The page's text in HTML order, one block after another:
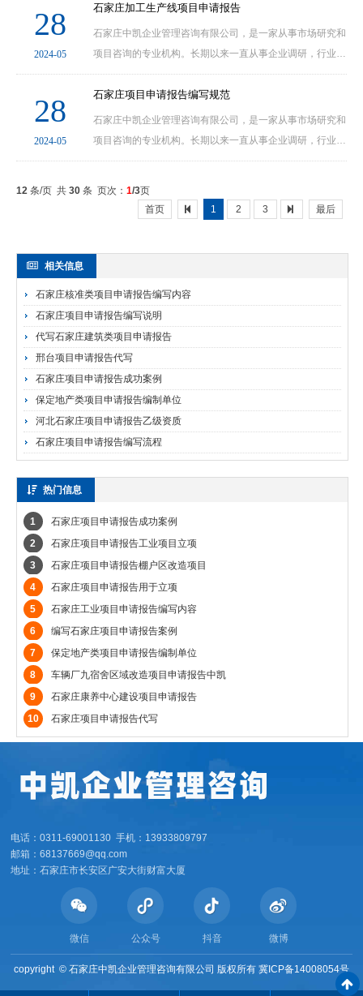
有限公司主要提供项目立项咨询、编制项目建议书......
28
2024-05
石家庄加工生产线项目申请报告
石家庄中凯企业管理咨询有限公司，是一家从事市场研究和
项目咨询的专业机构。长期以来一直从事企业调研，行业分
析以及企业项目立项服务等工作。石家庄中凯企业管理咨询
有限公司主要提供项目立项咨询、编制项目建议书......
28
2024-05
石家庄项目申请报告编写规范
石家庄中凯企业管理咨询有限公司，是一家从事市场研究和
项目咨询的专业机构。长期以来一直从事企业调研，行业分
析以及企业项目立项服务等工作。石家庄中凯企业管理咨询
12 条/页 共 30条 页次： 1/3页
首页
1 2 3 最后
相关信息
石家庄核准类项目申请报告编写内容
石家庄项目申请报告编写说明
代写石家庄建筑类项目申请报告
邢台项目申请报告代写
石家庄项目申请报告成功案例
保定地产类项目申请报告编制单位
河北石家庄项目申请报告乙级资质
石家庄项目申请报告编写流程
热门信息
1
石家庄项目申请报告成功案例
2
石家庄项目申请报告工业项目立项
3
石家庄项目申请报告棚户区改造项目
4
石家庄项目申请报告用于立项
5
石家庄工业项目申请报告编写内容
6
编写石家庄项目申请报告案例
7
保定地产类项目申请报告编制单位
8
车辆厂九宿舍区域改造项目申请报告中凯
9
石家庄康养中心建设项目申请报告
10
石家庄项目申请报告代写
电话：0311-69001130 手机：13933809797
邮箱：68137669@qq.com
地址：石家庄市长安区广安大街财富大厦
微信 公众号 抖音 微博
copyright © 石家庄中凯企业管理咨询有限公司 版权所有 冀ICP备14008054号